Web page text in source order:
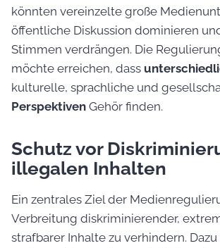
könnten vereinzelte große
öffentliche Diskussion dominieren
Stimmen verdrängen. Die
möchte erreichen, dass
kulturelle, sprachliche und
Perspektiven Gehör finden.
Schutz vor
illegalen Inhalten
Ein zentrales Ziel der
Verbreitung diskriminierender,
strafbarer Inhalte zu verhindern.